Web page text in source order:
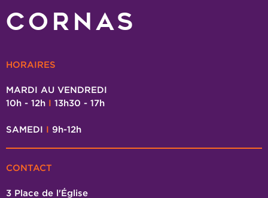
CORNAS
HORAIRES
MARDI AU VENDREDI
10h - 12h I 13h30 - 17h
SAMEDI I 9h-12h
CONTACT
3 Place de l'Église